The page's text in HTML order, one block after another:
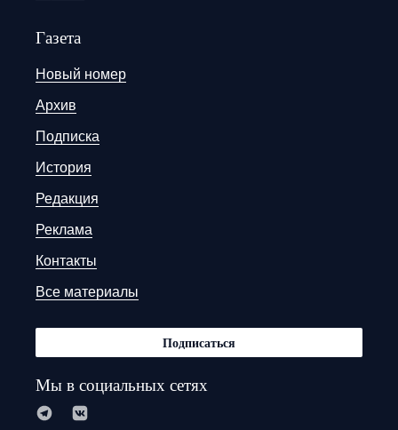
Газета
Новый номер
Архив
Подписка
История
Редакция
Реклама
Контакты
Все материалы
Подписаться
Мы в социальных сетях